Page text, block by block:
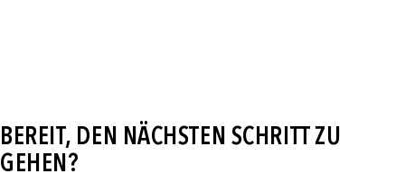
BEREIT, DEN NÄCHSTEN SCHRITT ZU
GEHEN?